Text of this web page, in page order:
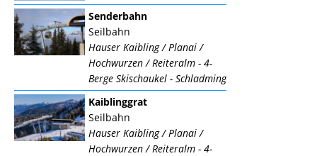
Senderbahn
Seilbahn
Hauser Kaibling / Planai /
Hochwurzen / Reiteralm - 4-
Berge Skischaukel - Schladming
Kaiblinggrat
Seilbahn
Hauser Kaibling / Planai /
Hochwurzen / Reiteralm - 4-